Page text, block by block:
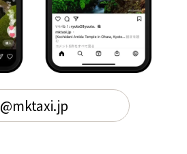
@mktaxi.jp